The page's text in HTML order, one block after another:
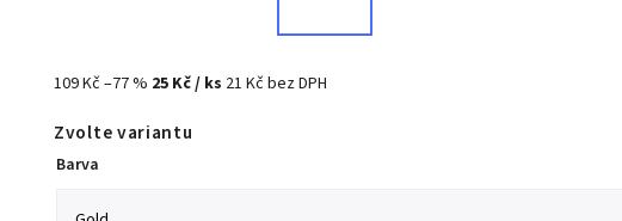
109 Kč–77 % 25 Kč/ ks 21 Kč bez DPH
Zvolte variantu
Barva